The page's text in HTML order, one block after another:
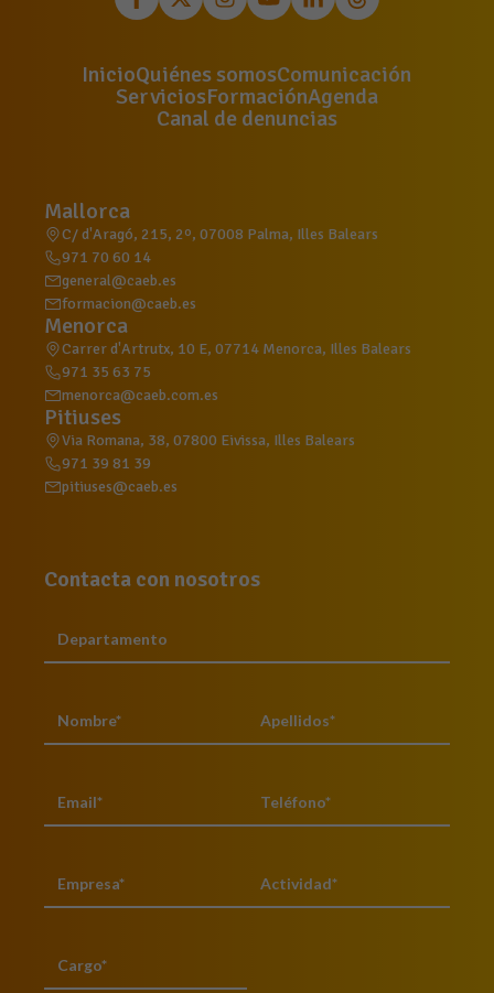
InicioQuiénes somosComunicación
ServiciosFormaciónAgenda
Canal de denuncias
Mallorca
C/ d'Aragó, 215, 2º, 07008 Palma, Illes Balears
971 70 60 14
general@caeb.es
formacion@caeb.es
Menorca
Carrer d'Artrutx, 10 E, 07714 Menorca, Illes Balears
971 35 63 75
menorca@caeb.com.es
Pitiuses
Via Romana, 38, 07800 Eivissa, Illes Balears
971 39 81 39
pitiuses@caeb.es
Contacta con nosotros